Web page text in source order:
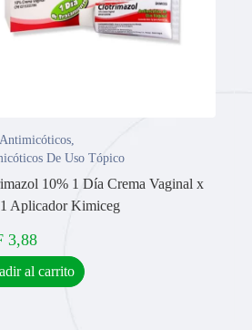
Antimicóticos,
De Uso Tópico
10% 1 Día Crema Vaginal x
Aplicador Kimiceg
3,88
al carrito